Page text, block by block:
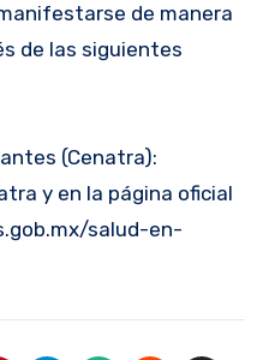
de manera
de las siguientes
(Cenatra):
y en la página oficial
salud-en-